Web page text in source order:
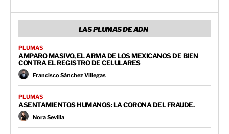
LAS PLUMAS DE ADN
PLUMAS
AMPARO MASIVO, EL ARMA DE LOS MEXICANOS DE BIEN
CONTRA EL REGISTRO DE CELULARES
Francisco Sánchez Villegas
PLUMAS
ASENTAMIENTOS HUMANOS: LA CORONA DEL FRAUDE.
Nora Sevilla